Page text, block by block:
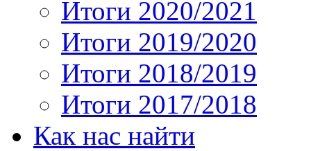
Итоги 2020/2021
Итоги 2019/2020
Итоги 2018/2019
Итоги 2017/2018
Как нас найти